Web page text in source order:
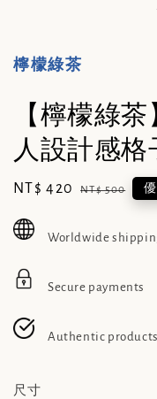
檸檬綠茶
【檸檬綠
人設計感格
Sale
NT$ 420 Regular
NT$ 500
Worldwide
Secure payments
Authentic products
尺寸